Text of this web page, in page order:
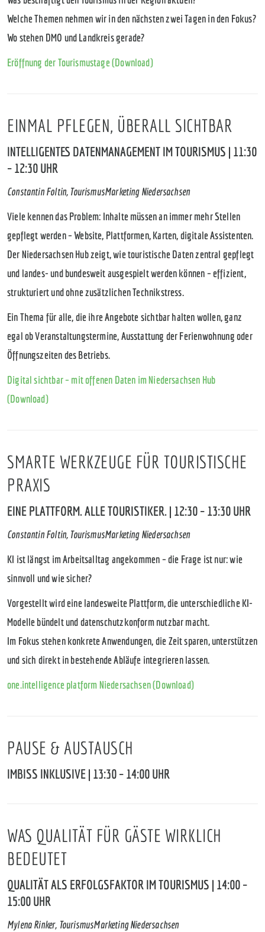
Welche Themen nehmen wir in den nächsten zwei Tagen in den Fokus?
Wo stehen DMO und Landkreis gerade?
Eröffnung der Tourismustage (Download)
EINMAL PFLEGEN, ÜBERALL SICHTBAR
INTELLIGENTES DATENMANAGEMENT IM TOURISMUS | 11:30
– 12:30 UHR
Constantin Foltin, TourismusMarketing Niedersachsen
Viele kennen das Problem: Inhalte müssen an immer mehr Stellen
gepflegt werden – Website, Plattformen, Karten, digitale Assistenten.
Der Niedersachsen Hub zeigt, wie touristische Daten zentral gepflegt
und landes- und bundesweit ausgespielt werden können – effizient,
strukturiert und ohne zusätzlichen Technikstress.
Ein Thema für alle, die ihre Angebote sichtbar halten wollen, ganz
egal ob Veranstaltungstermine, Ausstattung der Ferienwohnung oder
Öffnungszeiten des Betriebs.
Digital sichtbar – mit offenen Daten im Niedersachsen Hub
(Download)
SMARTE WERKZEUGE FÜR TOURISTISCHE
PRAXIS
EINE PLATTFORM. ALLE TOURISTIKER. | 12:30 – 13:30 UHR
Constantin Foltin, TourismusMarketing Niedersachsen
KI ist längst im Arbeitsalltag angekommen – die Frage ist nur: wie
sinnvoll und wie sicher?
Vorgestellt wird eine landesweite Plattform, die unterschiedliche KI-
Modelle bündelt und datenschutzkonform nutzbar macht.
Im Fokus stehen konkrete Anwendungen, die Zeit sparen, unterstützen
und sich direkt in bestehende Abläufe integrieren lassen.
one.intelligence platform Niedersachsen (Download)
PAUSE & AUSTAUSCH
IMBISS INKLUSIVE | 13:30 – 14:00 UHR
WAS QUALITÄT FÜR GÄSTE WIRKLICH
BEDEUTET
QUALITÄT ALS ERFOLGSFAKTOR IM TOURISMUS | 14:00 –
15:00 UHR
Mylena Rinker, TourismusMarketing Niedersachsen